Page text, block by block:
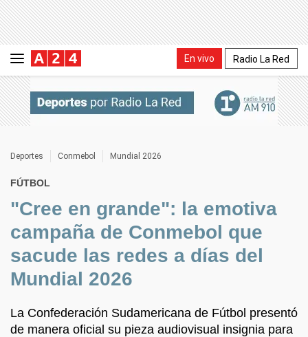
En vivo Radio La Red
Deportes Conmebol Mundial 2026
FÚTBOL
"Cree en grande": la emotiva
campaña de Conmebol que
sacude las redes a días del
Mundial 2026
La Confederación Sudamericana de Fútbol presentó
de manera oficial su pieza audiovisual insignia para